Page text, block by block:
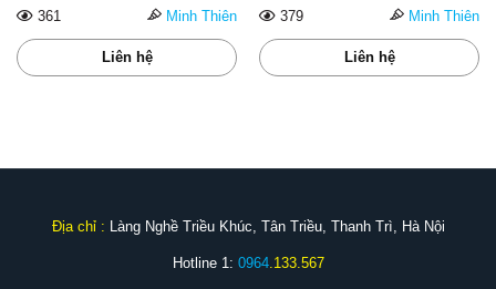
361
Minh Thiên
Liên hệ
379
Minh Thiên
Liên hệ
Địa chỉ : Làng Nghề Triều Khúc, Tân Triều, Thanh Trì, Hà Nội
Hotline 1: 0964.133.567